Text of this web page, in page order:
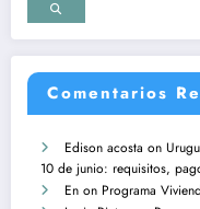
Comentarios
Edison acosta on
10 de junio: requisitos,
En on Programa